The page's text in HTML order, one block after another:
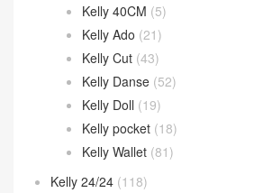
Jypsiere(9)
kelly
(1,383)
Kelly 25CM(728)
Kelly 28CM(350)
Kelly 32CM (55)
Kelly 35CM(6)
Kelly 40CM (5)
Kelly Ado(21)